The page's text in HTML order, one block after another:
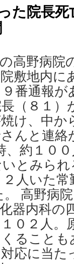
た院長
高野病院
敷地内に
番通報が
（８１）
け、中か
んと連
約１０
とみら
人いた
高野病
器内科の
０２人。
ること
応に当た